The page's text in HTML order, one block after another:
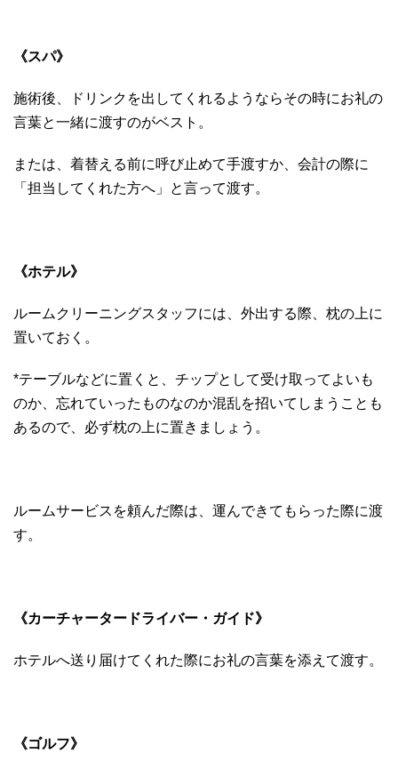
《スパ》
施術後、ドリンクを出してくれるようならその時にお礼の
言葉と一緒に渡すのがベスト。
または、着替える前に呼び止めて手渡すか、会計の際に
「担当してくれた方へ」と言って渡す。
《ホテル》
ルームクリーニングスタッフには、外出する際、枕の上に
置いておく。
*テーブルなどに置くと、チップとして受け取ってよいも
のか、忘れていったものなのか混乱を招いてしまうことも
あるので、必ず枕の上に置きましょう。
ルームサービスを頼んだ際は、運んできてもらった際に渡
す。
《カーチャータードライバー・ガイド》
ホテルへ送り届けてくれた際にお礼の言葉を添えて渡す。
《ゴルフ》